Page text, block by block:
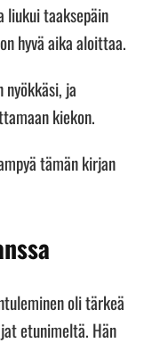
liukui taaksepäin
hyvä aika aloittaa.
nyökkäsi, ja
kiekon.
tämän kirjan
oli tärkeä
etunimeltä. Hän